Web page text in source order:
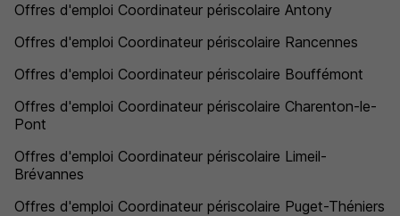
Offres d'emploi Coordinateur périscolaire Antony
Offres d'emploi Coordinateur périscolaire Rancennes
Offres d'emploi Coordinateur périscolaire Bouffémont
Offres d'emploi Coordinateur périscolaire Charenton-le-
Pont
Offres d'emploi Coordinateur périscolaire Limeil-
Brévannes
Offres d'emploi Coordinateur périscolaire Puget-Théniers